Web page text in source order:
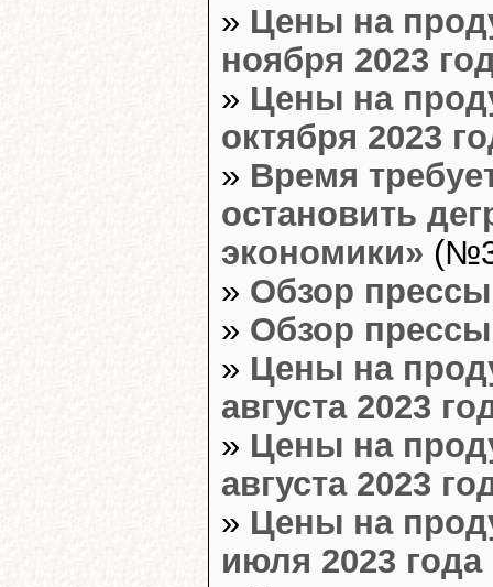
» Цены на
ноября 2023
» Цены на
октября 2023
» Время
остановить
экономики»
» Обзор прессы
» Обзор прессы
» Цены на
августа 2023
» Цены на
августа 2023
» Цены на
июля 2023 года